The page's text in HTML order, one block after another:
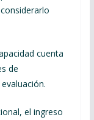
cuenta
de
el ingreso